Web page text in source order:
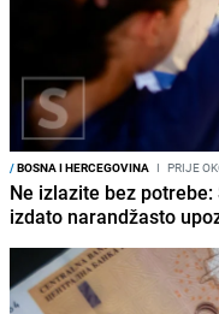
/BOSNA I HERCEGOVINA I PRIJE
Ne izlazite bez
izdato narandžasto